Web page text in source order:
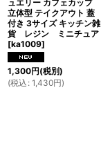
ュエリー カフェカップ
立体型 テイクアウト 蓋
付き 3サイズ キッチン雑
貨 レジン ミニチュア
[ka1009]
1,300円(税別)
(税込 : 1,430円)